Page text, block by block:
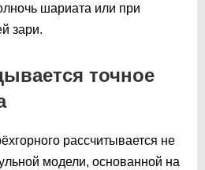
шариата или при
зари.
точное
рассчитывается не
модели, основанной на